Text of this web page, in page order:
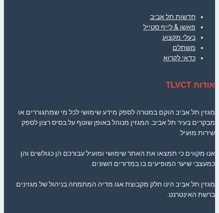
חדשות תל אביב
פאשן & לייף סטייל
בעלי מקצוע
משתלם
כדאי לקרוא
אודות TLVCT
מגזין תל אביב הוקם במטרה לספק מידע שימושי לכל מי שמתגוררים או
מבקרים בעיר תל אביב. המגזין מנוהל באופן שוטף על בסיס רצון לספק
שירות מועיל.
אנו מקווים כי תמצאו את האתר שימושי ומועיל עבורכם הן כגולשים והן
כמעצבי שיער המופיעים בו במדורים השונים.
מגזין תל אביב הינו חלק מקבוצת אגו מדיה המתמחה בניהול של מגזינים
ברשת האינטרנט.